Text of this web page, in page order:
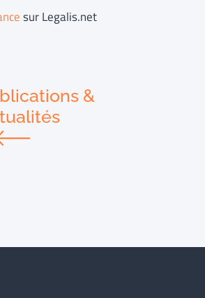
sur Legalis.net
&